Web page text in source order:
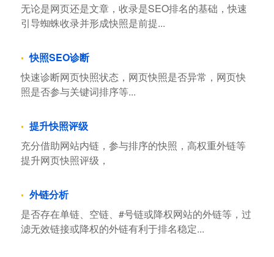
无论是网页还是文章，收录是SEO排名的基础，快速
引导蜘蛛收录并形成快照是前提...
快照SEO诊断
快速诊断网页快照状态，网页快照是否异常，网页快
照是否参与关键词排序等...
提升快照评级
充分借助网站内链，参与排序的快照，高权重外链等
提升网页快照评级，
外链分析
是否存在单链、空链、#号链或降权网站的外链等，过
滤无效链接或降权的外链有利于排名稳定...